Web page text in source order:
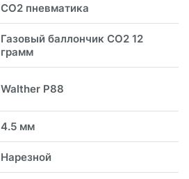
CO2 пневматика
Газовый баллончик CO2 12
грамм
Walther P88
4.5 мм
Нарезной